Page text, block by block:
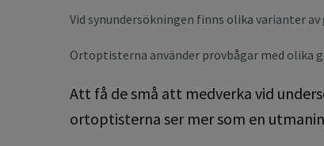
Vid synundersökningen finns olika varianter
Ortoptisterna använder provbågar med olika
Att få de små att medverka vid
ortoptisterna ser mer som en